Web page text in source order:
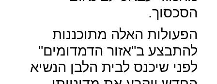
הסכסוך.
הפעולות האלה מתוכננות
להתבצע ב"אזור הדמדומים"
לפני שיכנס לבית הלבן הנשיא